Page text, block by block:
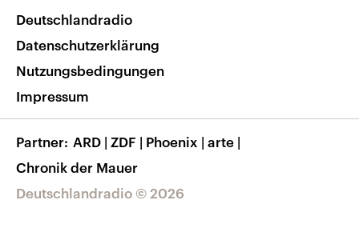
Nachrichten App
Frequenzen
Veranstaltungen
Musikliste
RSS
Barrierefreiheit
Deutschlandradio © 2026
Deutschlandradio
Datenschutzerklärung
Nutzungsbedingungen
Impressum
Partner ARD | ZDF | Phoenix | arte |
Chronik der Mauer